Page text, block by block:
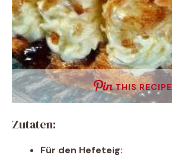
THIS RECIPE
Zutaten:
Für den Hefeteig: